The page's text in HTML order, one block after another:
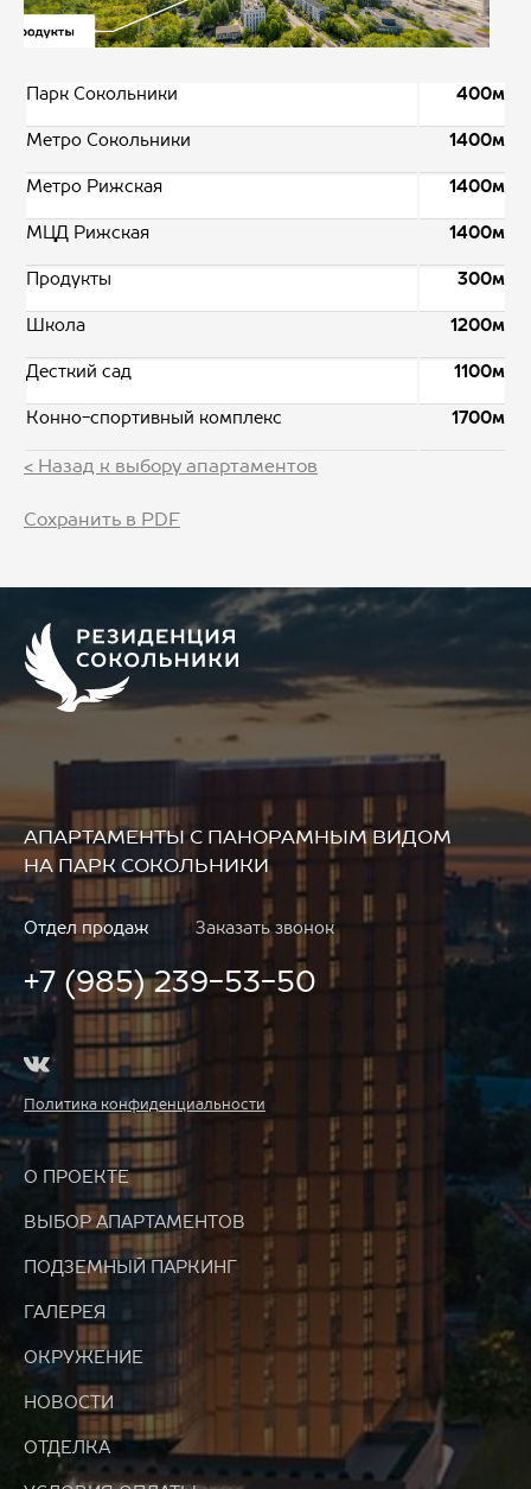
Парк Сокольники 400м
Метро Сокольники 1400м
Метро Рижская 1400м
МЦД Рижская 1400м
Продукты 300м
Школа 1200м
Десткий сад 1100м
Конно-спортивный комплекс 1700м
< Назад к выбору апартаментов
Сохранить в PDF
О ПРОЕКТЕ
ВЫБОР АПАРТАМЕНТОВ
ПОДЗЕМНЫЙ ПАРКИНГ
ГАЛЕРЕЯ
ОКРУЖЕНИЕ
НОВОСТИ
ОТДЕЛКА
АПАРТАМЕНТЫ С ПАНОРАМНЫМ ВИДОМ
НА ПАРК СОКОЛЬНИКИ
Отдел продаж Заказать звонок
+7 (985) 239-53-50
Политика конфиденциальности